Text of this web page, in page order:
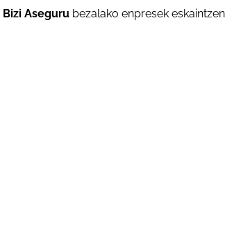
Bizi Aseguru bezalako enpresek eskaintzen